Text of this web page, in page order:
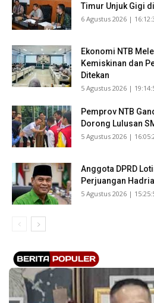
Timur Unjuk Gigi
​6 Agustus 2026 |
Ekonomi NTB
Kemiskinan dan
Ditekan
​5 Agustus 2026 |
Pemprov NTB
Dorong Lulusan
​5 Agustus 2026 |
Anggota DPRD
Perjuangan
​5 Agustus 2026 |